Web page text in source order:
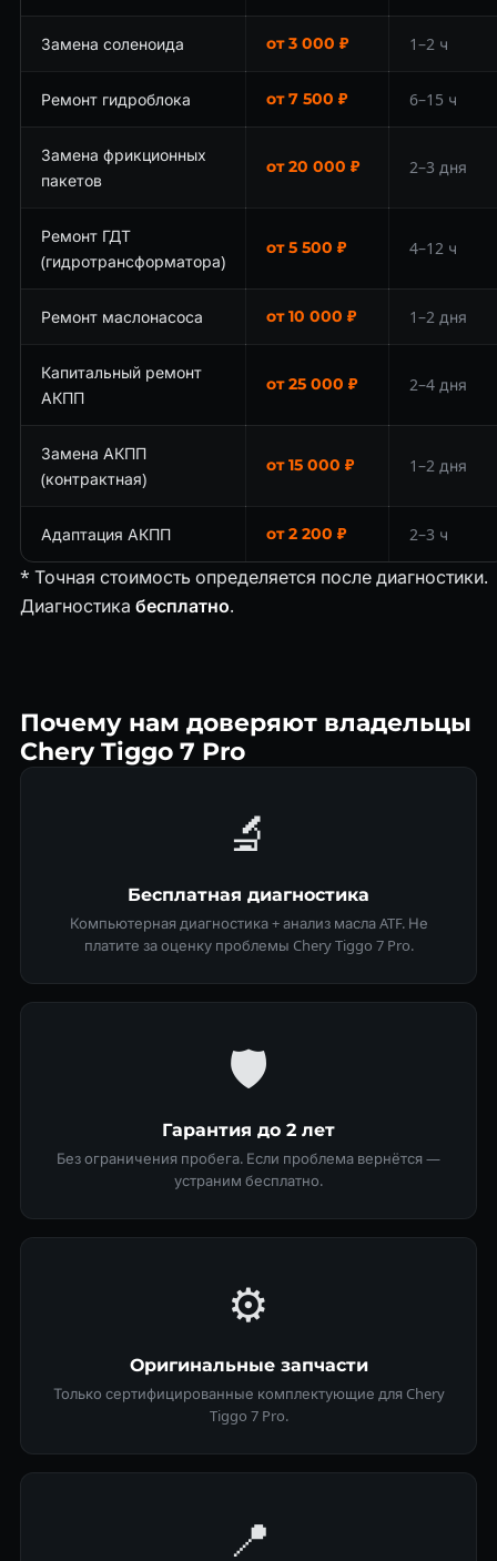
Замена соленоида от 3 000 ₽ 1–2 ч
Ремонт гидроблока от 7 500 ₽ 6–15 ч
Замена фрикционных
пакетов
от 20 000 ₽ 2–3 дня
Ремонт ГДТ
(гидротрансформатора)
от 5 500 ₽ 4–12 ч
Ремонт маслонасоса от 10 000 ₽ 1–2 дня
Капитальный ремонт
АКПП
от 25 000 ₽ 2–4 дня
Замена АКПП
(контрактная)
от 15 000 ₽ 1–2 дня
Адаптация АКПП от 2 200 ₽ 2–3 ч
* Точная стоимость определяется после диагностики.
Диагностика бесплатно.
Почему нам доверяют владельцы
Chery Tiggo 7 Pro
🔬
Бесплатная диагностика
Компьютерная диагностика + анализ масла ATF. Не
платите за оценку проблемы Chery Tiggo 7 Pro.
🛡
Гарантия до 2 лет
Без ограничения пробега. Если проблема вернётся —
устраним бесплатно.
⚙️
Оригинальные запчасти
Только сертифицированные комплектующие для Chery
Tiggo 7 Pro.
📍